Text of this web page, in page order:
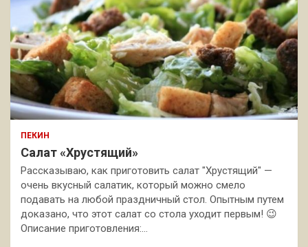
ПЕКИН
Салат «Хрустящий»
Рассказываю, как приготовить салат "Хрустящий" —
очень вкусный салатик, который можно смело
подавать на любой праздничный стол. Опытным путем
доказано, что этот салат со стола уходит первым! 😉
Описание приготовления:…